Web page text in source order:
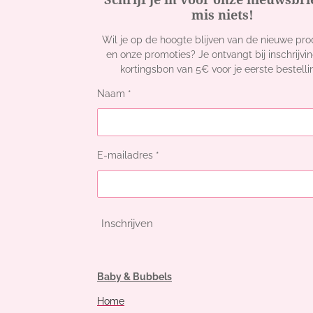
mis niets!
Wil je op de hoogte blijven van de nieuwe
en onze promoties? Je ontvangt bij
kortingsbon van 5€ voor je eerste
Naam *
E-mailadres *
Inschrijven
Baby & Bubbels
Home